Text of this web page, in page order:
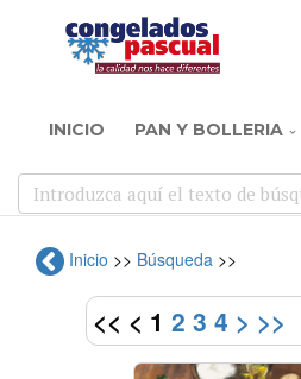
INICIO PAN Y BOLLERIA
Inicio >> Búsqueda >>
<< < 1 2 3 4 > >>